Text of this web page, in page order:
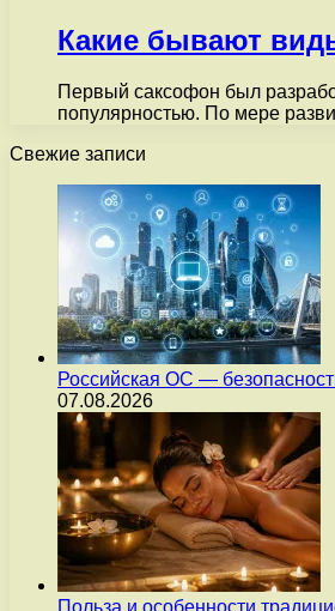
Какие бывают
Первый саксофон был
популярностью. По мере
Свежие записи
Российская ОС —
07.08.2026
Польза и особенности